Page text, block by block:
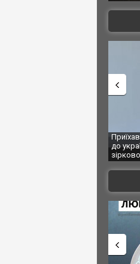
за паспортом та квартирою": у полон
військових потрапив тезка
футболіста Мохамеда Салаха